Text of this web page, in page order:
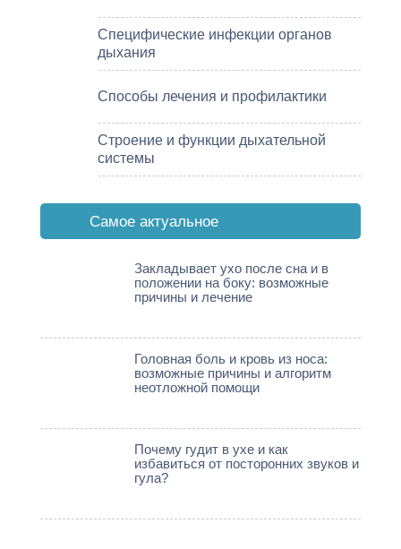
Специфические инфекции органов
дыхания
Способы лечения и профилактики
Строение и функции дыхательной
системы
Cамое актуальное
Закладывает ухо после сна и в
положении на боку: возможные
причины и лечение
Головная боль и кровь из носа:
возможные причины и алгоритм
неотложной помощи
Почему гудит в ухе и как
избавиться от посторонних звуков и
гула?